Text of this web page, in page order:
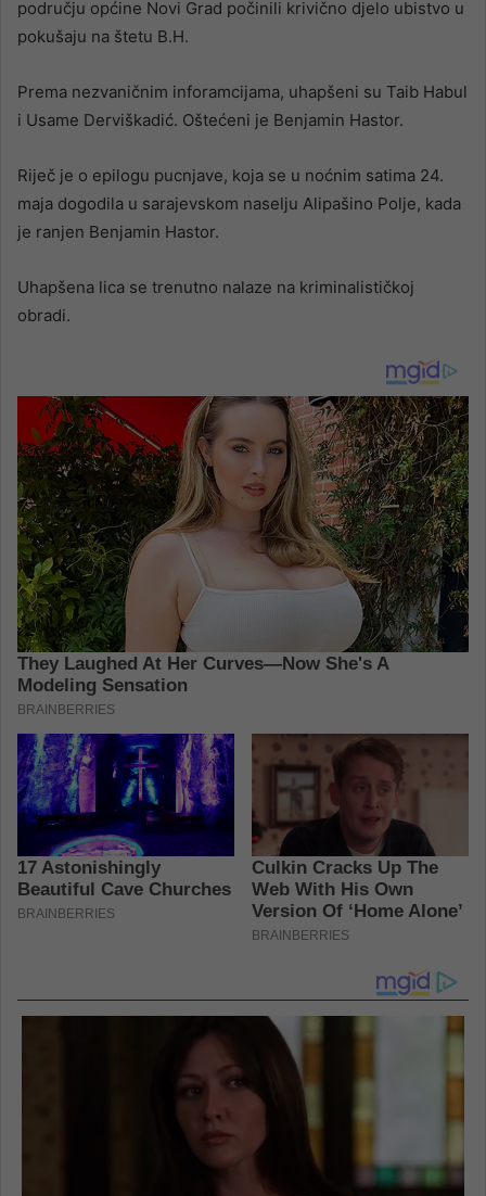
području općine Novi Grad počinili krivično djelo ubistvo u
pokušaju na štetu B.H.
Prema nezvaničnim inforamcijama, uhapšeni su Taib Habul
i Usame Derviškadić. Oštećeni je Benjamin Hastor.
Riječ je o epilogu pucnjave, koja se u noćnim satima 24.
maja dogodila u sarajevskom naselju Alipašino Polje, kada
je ranjen Benjamin Hastor.
Uhapšena lica se trenutno nalaze na kriminalističkoj
obradi.